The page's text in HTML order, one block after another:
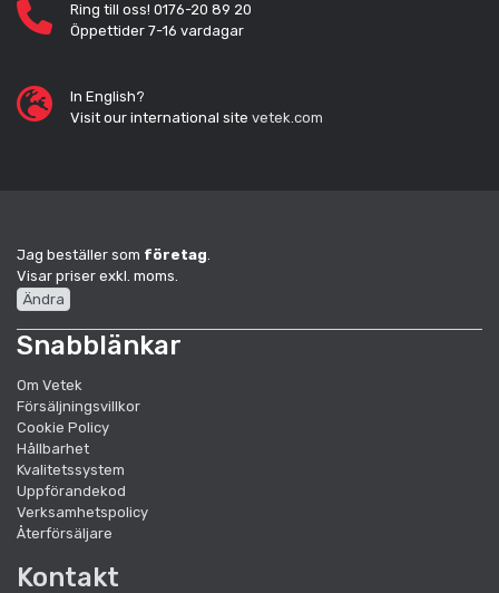
Ring till oss! 0176-20 89 20
Öppettider 7-16 vardagar
In English?
Visit our international site vetek.com
Jag beställer som företag.
Visar priser exkl. moms.
Ändra
Snabblänkar
Om Vetek
Försäljningsvillkor
Cookie Policy
Hållbarhet
Kvalitetssystem
Uppförandekod
Verksamhetspolicy
Återförsäljare
Kontakt